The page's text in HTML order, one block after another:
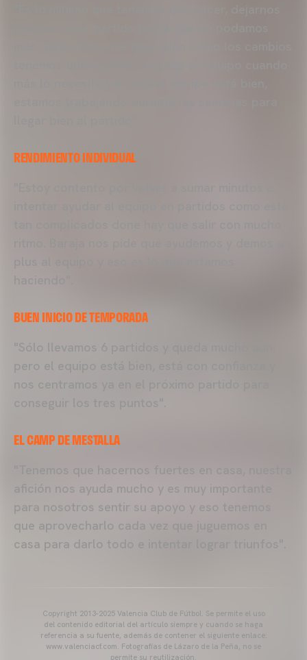
RENDIMIENTO INDIVIDUAL
BUEN INICIO DE TEMPORADA
"Sólo llevamos 6 partidos y queda mucho aún,
pero el equipo está bien, está con confianza y
EL CAMP DE MESTALLA
"Tenemos que hacernos fuertes en casa, nuestra
afición nos ayuda mucho y es muy importante
para nosotros sentir su apoyo y eso tenemos
que aprovecharlo cada vez que juguemos en
casa para darlo todo e intentar lograr triunfos".
Copyright 2013-2025 Valencia Club de Fútbol. Se permite el uso
del contenido editorial del artículo siempre y cuando se haga
referencia a su fuente, además de contener el siguiente enlace:
www.valenciacf.com. Fotografías de Lázaro de la Peña, no se
permite su reutilización.